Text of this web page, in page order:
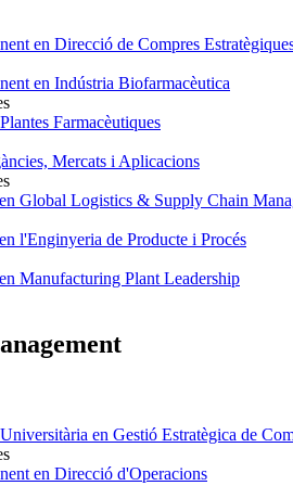
en Direcció de Compres
en Indústria Biofarmacèutica
Farmacèutiques
Mercats i Aplicacions
Global Logistics & Supply Chain
l'Enginyeria de Producte i Procés
Manufacturing Plant Leadership
en Gestió Estratègica de
en Direcció d'Operacions